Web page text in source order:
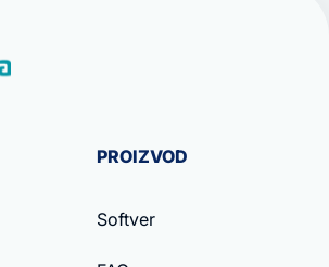
PROIZVOD
Softver